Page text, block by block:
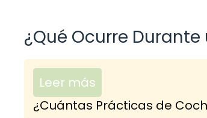
¿Qué Ocurre
Leer más
¿Cuántas Prácticas de